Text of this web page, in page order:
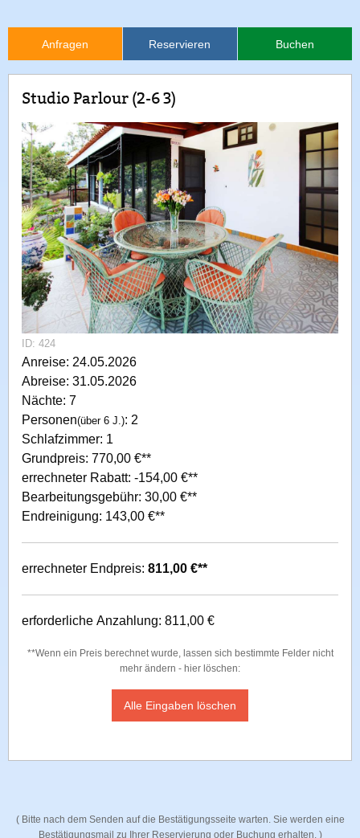
Anfragen Reservieren Buchen
Studio Parlour (2-6 3)
ID: 424
Anreise: 24.05.2026
Abreise: 31.05.2026
Nächte: 7
Personen(über 6 J.): 2
Schlafzimmer: 1
Grundpreis: 770,00 €**
errechneter Rabatt: -154,00 €**
Bearbeitungsgebühr: 30,00 €**
Endreinigung: 143,00 €**
errechneter Endpreis: 811,00 €**
erforderliche Anzahlung: 811,00 €
**Wenn ein Preis berechnet wurde, lassen sich bestimmte Felder nicht
mehr ändern - hier löschen:
Alle Eingaben löschen
( Bitte nach dem Senden auf die Bestätigungsseite warten. Sie werden eine
Bestätigungsmail zu Ihrer Reservierung oder Buchung erhalten. )